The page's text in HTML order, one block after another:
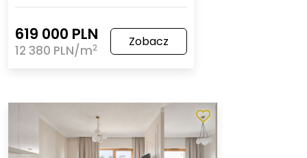
619 000 PLN
12 380 PLN/m2 Zobacz